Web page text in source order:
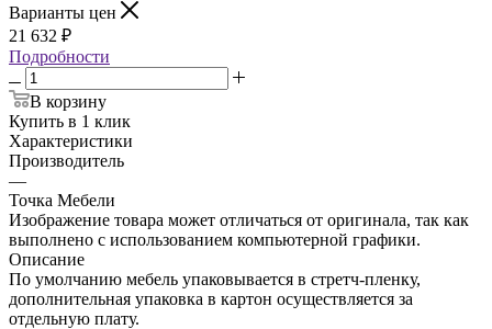
Варианты цен
21 632 ₽
Подробности
В корзину
Купить в 1 клик
Характеристики
Производитель
—
Точка Мебели
Изображение товара может отличаться от оригинала, так как
выполнено с использованием компьютерной графики.
Описание
По умолчанию мебель упаковывается в стретч-пленку,
дополнительная упаковка в картон осуществляется за
отдельную плату.